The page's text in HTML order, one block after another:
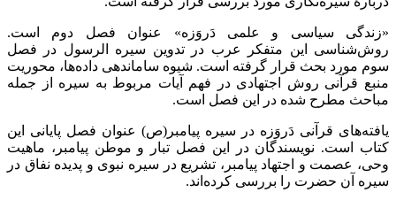
«زندگی سیاسی و علمی دَروَزه» عنوان فصل دوم است.
روش‌شناسی این متفکر عرب در تدوین سیره الرسول در فصل
سوم مورد بحث قرار گرفته است. شیوه ساماندهی داده‌ها، محوریت
منبع قرآنی روش اجتهادی در فهم آیات مربوط به سیره از جمله
مباحث مطرح شده در این فصل است.
یافته‌های قرآنی دَروَزه در سیره پیامبر(ص) عنوان فصل پایانی این
کتاب است. نویسندگان در این فصل تبار و موطن پیامبر، ماهیت
وحی، عصمت و اجتهاد پیامبر، تشریع در سیره نبوی و پدیده نفاق در
سیره آن حضرت را بررسی کرده‌اند.